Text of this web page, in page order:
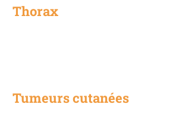
Thorax
Tumeurs cutanées